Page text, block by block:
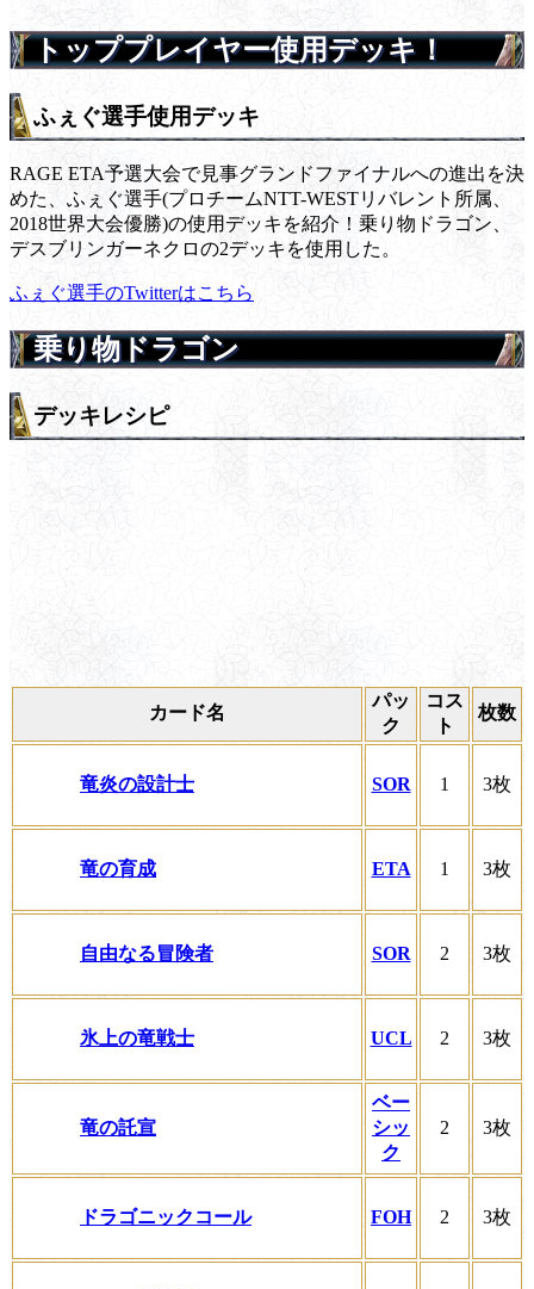
トッププレイヤー使用デッキ！
ふぇぐ選手使用デッキ
RAGE ETA予選大会で見事グランドファイナルへの進出を決
めた、ふぇぐ選手(プロチームNTT-WESTリバレント所属、
2018世界大会優勝)の使用デッキを紹介！乗り物ドラゴン、
デスブリンガーネクロの2デッキを使用した。
ふぇぐ選手のTwitterはこちら
乗り物ドラゴン
デッキレシピ
カード名
パッ
ク
コス
ト
枚数
竜炎の設計士 SOR 1 3枚
竜の育成 ETA 1 3枚
自由なる冒険者 SOR 2 3枚
氷上の竜戦士 UCL 2 3枚
竜の託宣
ベー
シッ
ク
2 3枚
ドラゴニックコール FOH 2 3枚